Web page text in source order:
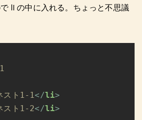
li の中に入れる。ちょっと不思議
スト1-1</li
スト1-2</li